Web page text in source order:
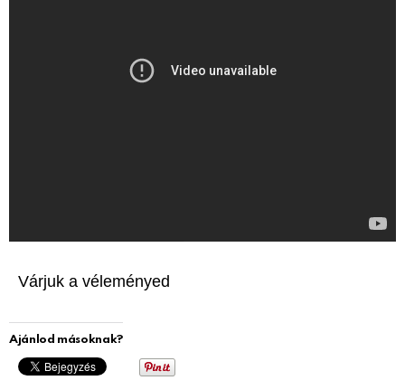
Várjuk a véleményed
Ajánlod másoknak?